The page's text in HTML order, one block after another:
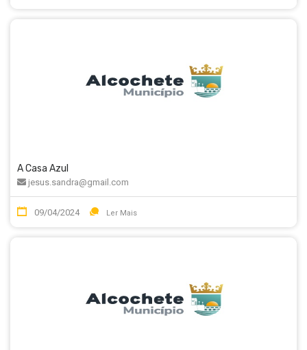
A Casa Azul
jesus.sandra@gmail.com
09/04/2024 Ler Mais